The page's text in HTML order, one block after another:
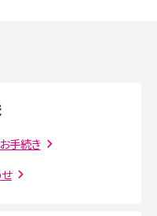
響や復活・復元する方法も解説
メリットを解説
ット、接続方法を解説
手続き